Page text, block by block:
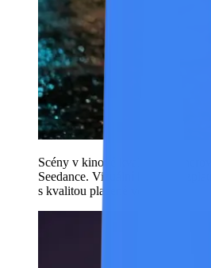
Scény v kinové kvalitě —
Seedance. Vizuální kvalita
s kvalitou placené verze.